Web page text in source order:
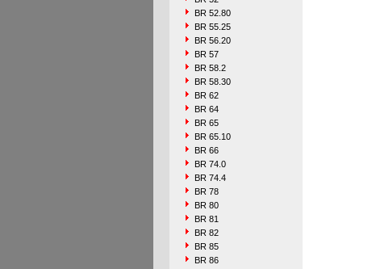
BR 52.80
BR 55.25
BR 56.20
BR 57
BR 58.2
BR 58.30
BR 62
BR 64
BR 65
BR 65.10
BR 66
BR 74.0
BR 74.4
BR 78
BR 80
BR 81
BR 82
BR 85
BR 86